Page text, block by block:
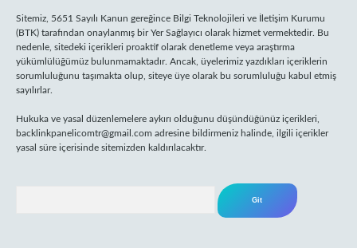
Sitemiz, 5651 Sayılı Kanun gereğince Bilgi Teknolojileri ve İletişim Kurumu
(BTK) tarafından onaylanmış bir Yer Sağlayıcı olarak hizmet vermektedir. Bu
nedenle, sitedeki içerikleri proaktif olarak denetleme veya araştırma
yükümlülüğümüz bulunmamaktadır. Ancak, üyelerimiz yazdıkları içeriklerin
sorumluluğunu taşımakta olup, siteye üye olarak bu sorumluluğu kabul etmiş
sayılırlar.
Hukuka ve yasal düzenlemelere aykırı olduğunu düşündüğünüz içerikleri,
backlinkpanelicomtr@gmail.com adresine bildirmeniz halinde, ilgili içerikler
yasal süre içerisinde sitemizden kaldırılacaktır.